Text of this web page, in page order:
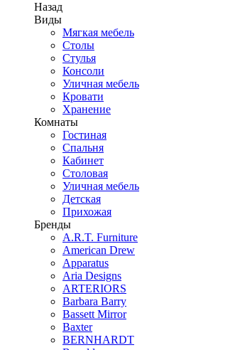
Назад
Виды
Мягкая мебель
Столы
Стулья
Консоли
Уличная мебель
Кровати
Хранение
Комнаты
Гостиная
Спальня
Кабинет
Столовая
Уличная мебель
Детская
Прихожая
Бренды
A.R.T. Furniture
American Drew
Apparatus
Aria Designs
ARTERIORS
Barbara Barry
Bassett Mirror
Baxter
BERNHARDT